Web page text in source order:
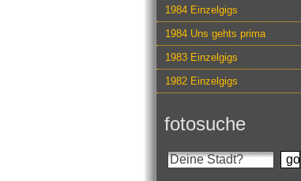
1984 Einzelgigs
1984 Uns gehts prima
1983 Einzelgigs
1982 Einzelgigs
fotosuche